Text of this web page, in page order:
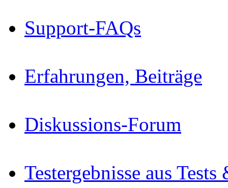
Support-FAQs
Erfahrungen, Beiträge
Diskussions-Forum
Testergebnisse aus